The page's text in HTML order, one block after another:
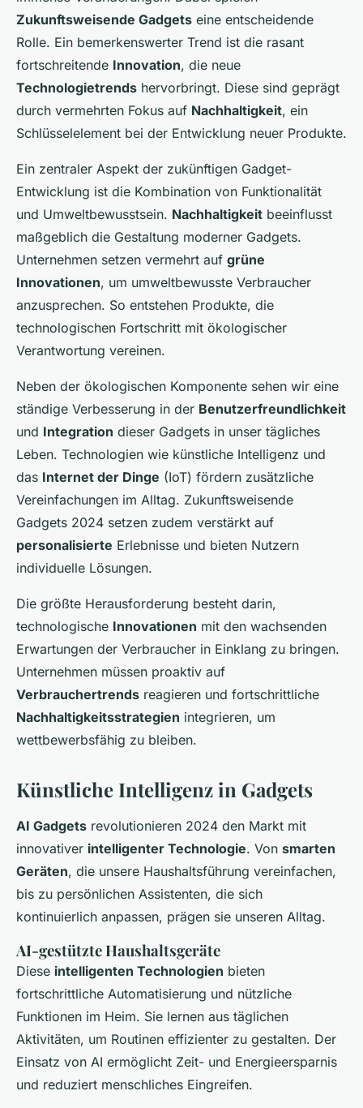
Zukunftsweisende Gadgets eine entscheidende
Rolle. Ein bemerkenswerter Trend ist die rasant
fortschreitende Innovation, die neue
Technologietrends hervorbringt. Diese sind geprägt
durch vermehrten Fokus auf Nachhaltigkeit, ein
Schlüsselelement bei der Entwicklung neuer Produkte.
Ein zentraler Aspekt der zukünftigen Gadget-
Entwicklung ist die Kombination von Funktionalität
und Umweltbewusstsein. Nachhaltigkeit beeinflusst
maßgeblich die Gestaltung moderner Gadgets.
Unternehmen setzen vermehrt auf grüne
Innovationen, um umweltbewusste Verbraucher
anzusprechen. So entstehen Produkte, die
technologischen Fortschritt mit ökologischer
Verantwortung vereinen.
Neben der ökologischen Komponente sehen wir eine
ständige Verbesserung in der Benutzerfreundlichkeit
und Integration dieser Gadgets in unser tägliches
Leben. Technologien wie künstliche Intelligenz und
das Internet der Dinge (IoT) fördern zusätzliche
Vereinfachungen im Alltag. Zukunftsweisende
Gadgets 2024 setzen zudem verstärkt auf
personalisierte Erlebnisse und bieten Nutzern
individuelle Lösungen.
Die größte Herausforderung besteht darin,
technologische Innovationen mit den wachsenden
Erwartungen der Verbraucher in Einklang zu bringen.
Unternehmen müssen proaktiv auf
Verbrauchertrends reagieren und fortschrittliche
Nachhaltigkeitsstrategien integrieren, um
wettbewerbsfähig zu bleiben.
Künstliche Intelligenz in Gadgets
AI Gadgets revolutionieren 2024 den Markt mit
innovativer intelligenter Technologie. Von smarten
Geräten, die unsere Haushaltsführung vereinfachen,
bis zu persönlichen Assistenten, die sich
kontinuierlich anpassen, prägen sie unseren Alltag.
AI-gestützte Haushaltsgeräte
Diese intelligenten Technologien bieten
fortschrittliche Automatisierung und nützliche
Funktionen im Heim. Sie lernen aus täglichen
Aktivitäten, um Routinen effizienter zu gestalten. Der
Einsatz von AI ermöglicht Zeit- und Energieersparnis
und reduziert menschliches Eingreifen.